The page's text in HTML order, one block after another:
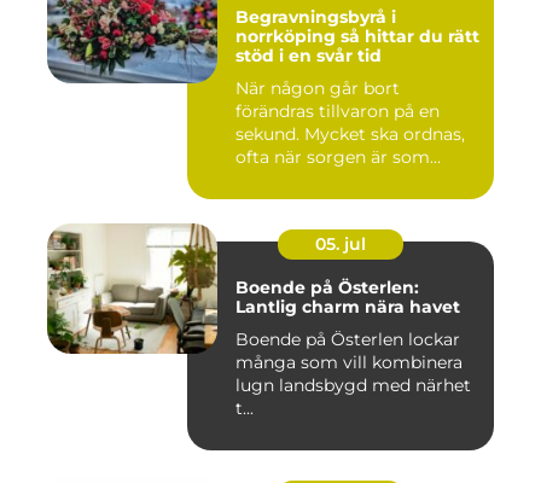
Begravningsbyrå i
norrköping så hittar du rätt
stöd i en svår tid
När någon går bort
förändras tillvaron på en
sekund. Mycket ska ordnas,
ofta när sorgen är som
05. jul
Boende på Österlen:
Lantlig charm nära havet
Boende på Österlen lockar
många som vill kombinera
lugn landsbygd med närhet
t...